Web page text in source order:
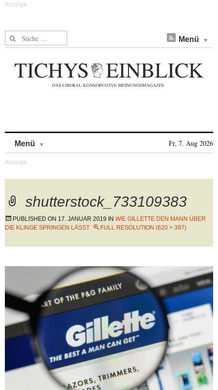
Suche nach: Menü
Menü Fr, 7. Aug 2026
shutterstock_733109383
PUBLISHED ON 17. JANUAR 2019 IN WIE GILLETTE DEN MANN ÜBER
DIE KLINGE SPRINGEN LÄSST
FULL RESOLUTION (620 × 397)